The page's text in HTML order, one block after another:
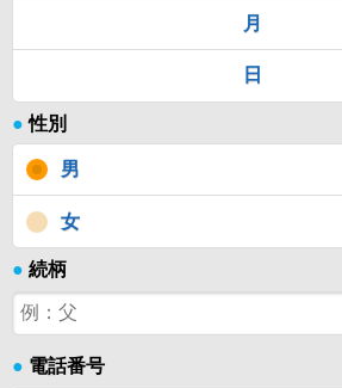
月
日
● 性別
男
女
● 続柄
● 電話番号